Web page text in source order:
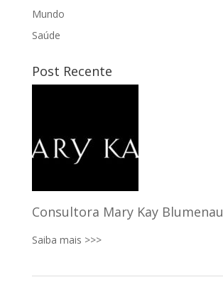
Mundo
Saúde
Post Recente
Consultora Mary Kay Blumenau
Saiba mais >>>